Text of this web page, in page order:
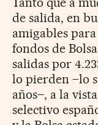
de salida, en
amigables
fondos de
salidas por
lo pierden –lo
años–, a la
selectivo